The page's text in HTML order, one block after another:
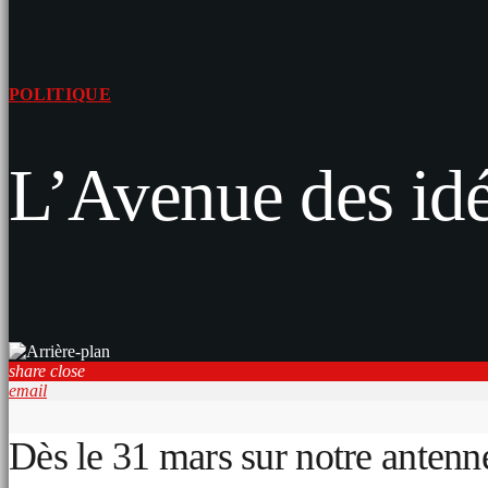
POLITIQUE
L’Avenue des
share close
email
Dès le 31 mars sur notre